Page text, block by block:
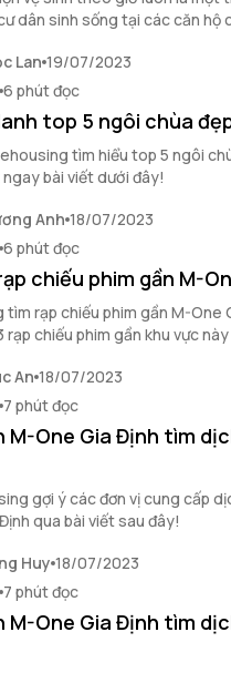
dân sinh sống tại các căn hộ
sẽ review dịch vụ dọn vệ
Lan 19/07/2023
6 phút đọc
top 5 ngôi chùa
tìm hiểu top 5 ngôi
bài viết dưới đây!
Anh 18/07/2023
6 phút đọc
chiếu phim gần M-
tìm rạp chiếu phim gần M-
rạp chiếu phim gần khu vực
An 18/07/2023
7 phút đọc
M-One Gia Định tìm
gợi ý các đơn vị cung cấp
qua bài viết sau đây!
Huy 18/07/2023
7 phút đọc
M-One Gia Định tìm